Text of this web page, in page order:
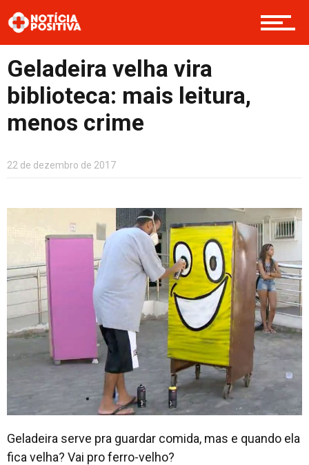
Saúde & Bem-estar
Boas Ações
Cultura
Entretenimento
Contato
Geladeira velha vira
biblioteca: mais leitura,
menos crime
22 de dezembro de 2017
Geladeira serve pra guardar comida, mas e quando ela
fica velha? Vai pro ferro-velho?